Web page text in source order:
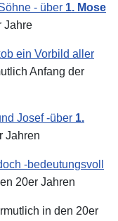
- über 1. Mose
Jahre
ein Vorbild aller
Anfang der
Josef -über 1.
Jahren
-bedeutungsvoll
20er Jahren
in den 20er